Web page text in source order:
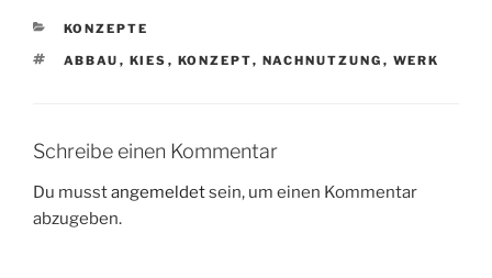
KATEGORIEN
KONZEPTE
SCHLAGWÖRTER
ABBAU , KIES , KONZEPT, NACHNUTZUNG , WERK
Schreibe einen Kommentar
Du musstangemeldetsein, um einen Kommentar
abzugeben.